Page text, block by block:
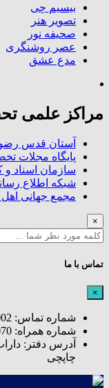
بیسیم چی
تصویر هنر
صحیفه نور
عصر روشنگری
مدع عشق
مراکز علمی
آستان قدس
پایگاه مجلات
سازمان اسناد و
شبکه اطلاع
مجمع جهانی
×
تماس با ما
×
شماره تماس: 07153522002
شماره همراه: 09174555070
چاپچی